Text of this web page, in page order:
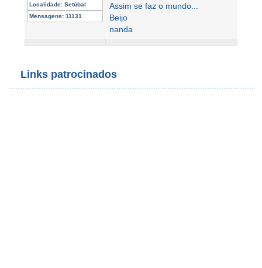
Localidade: Setúbal
Mensagens: 11131
Assim se faz o mundo...
Beijo
nanda
Links patrocinados